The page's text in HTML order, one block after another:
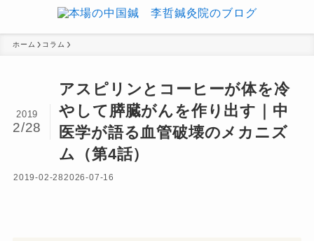
ホーム コラム
アスピリンとコーヒーが体を冷
やして膵臓がんを作り出す｜中
医学が語る血管破壊のメカニズ
ム（第4話）
2019
2/28
2019-02-282026-07-16